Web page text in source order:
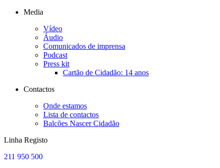
Media
Vídeo
Áudio
Comunicados de imprensa
Podcast
Press kit
Cartão de Cidadão: 14 anos
Contactos
Onde estamos
Lista de contactos
Balcões Nascer Cidadão
Linha Registo
211 950 500